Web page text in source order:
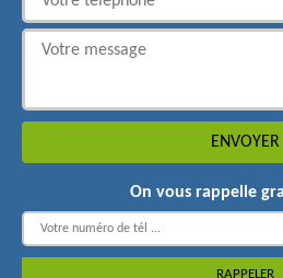
On vous rappelle